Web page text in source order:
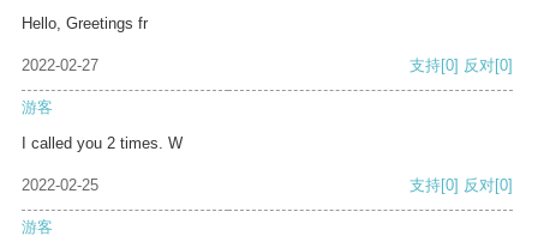
Hello, Greetings fr
2022-02-27 支持[0] 反对[0]
游客
I called you 2 times. W
2022-02-25 支持[0] 反对[0]
游客